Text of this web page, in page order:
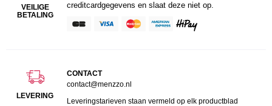
VEILIGE
BETALING
creditcardgegevens en slaat deze niet op.
LEVERING
CONTACT
contact@menzzo.nl
Leveringstarieven staan vermeld op elk productblad